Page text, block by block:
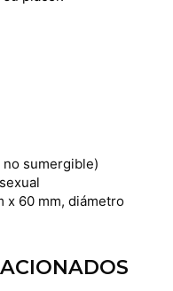
no sumergible)
x 60 mm, diámetro